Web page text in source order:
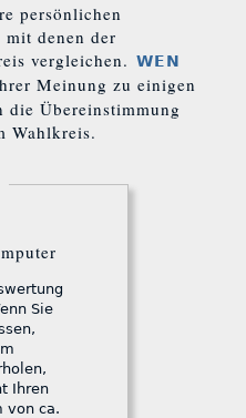
persönlichen
mit denen der
vergleichen. WEN
Meinung zu einigen
die Übereinstimmung
Wahlkreis.
Sie
Ihren
von ca.